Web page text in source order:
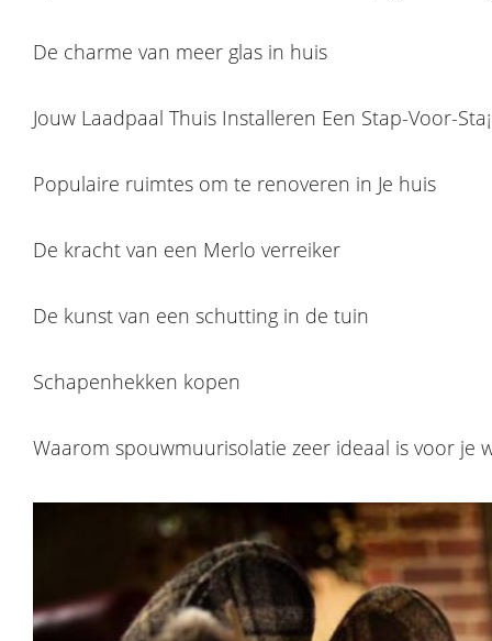
De charme van meer glas in huis
Jouw Laadpaal Thuis Installeren Een Stap-Voor-
Populaire ruimtes om te renoveren in Je huis
De kracht van een Merlo verreiker
De kunst van een schutting in de tuin
Schapenhekken kopen
Waarom spouwmuurisolatie zeer ideaal is voor je